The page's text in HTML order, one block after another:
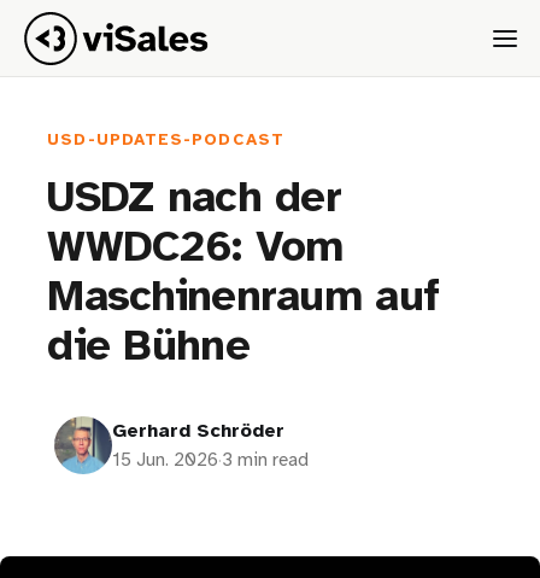
USD-UPDATES-PODCAST
USDZ nach der
WWDC26: Vom
Maschinenraum auf
die Bühne
Gerhard Schröder
15 Jun. 2026·3 min read